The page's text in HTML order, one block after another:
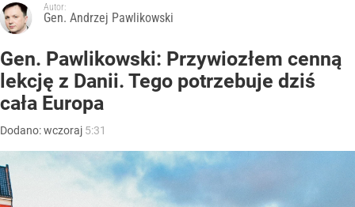
Autor:
Gen. Andrzej Pawlikowski
Gen. Pawlikowski: Przywiozłem cenną
lekcję z Danii. Tego potrzebuje dziś
cała Europa
Dodano:wczoraj 5:31